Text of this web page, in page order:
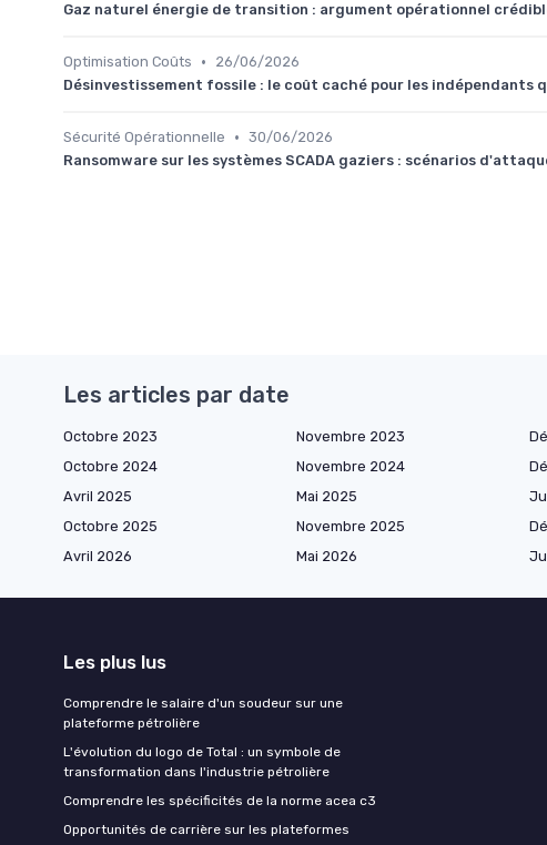
Gaz naturel énergie de transition : argument opérationnel
Optimisation Coûts •
26/06/2026
Désinvestissement fossile : le coût caché pour les indépendants
Sécurité Opérationnelle • 30/06/2026
Ransomware sur les systèmes SCADA gaziers : scénarios
Les articles par date
Octobre 2023 Novembre 2023
Octobre 2024
Novembre 2024
Avril 2025
Mai 2025
Octobre 2025
Novembre 2025
Avril 2026
Mai 2026
Les plus lus
Comprendre le salaire d'un soudeur sur une
plateforme pétrolière
L'évolution du logo de Total : un symbole de
transformation dans l'industrie pétrolière
Comprendre les spécificités de la norme acea c3
Opportunités de carrière sur les plateformes